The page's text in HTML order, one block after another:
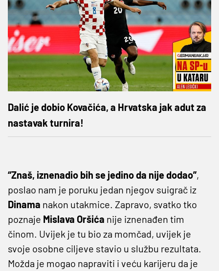
Dalić je dobio Kovačića, a Hrvatska jak adut za
nastavak turnira!
“Znaš, iznenadio bih se jedino da nije dodao”,
poslao nam je poruku jedan njegov suigrač iz
Dinama nakon utakmice. Zapravo, svatko tko
poznaje Mislava Oršića nije iznenađen tim
činom. Uvijek je tu bio za momčad, uvijek je
svoje osobne ciljeve stavio u službu rezultata.
Možda je mogao napraviti i veću karijeru da je